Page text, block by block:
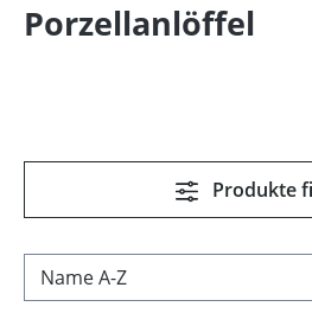
Porzellanlöffel
Produkte